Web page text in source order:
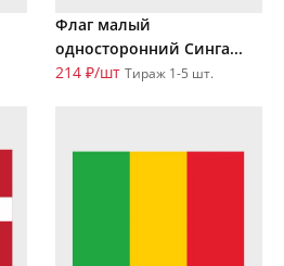
Флаг малый
односторонний Синга...
214 ₽/шт Тираж 1-5 шт.